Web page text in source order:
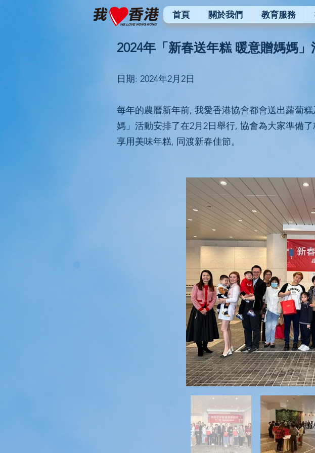
首頁 關於我們 教育服務
2024年「新春送年糕 暖意贈媽媽」
日期: 2024年2月2日
每年的農曆新年前, 我愛香港協會都會送出蘿蔔
媽」活動安排了在2月2日舉行, 協會為大家準備
享用美味年糕, 同渡新春佳節。